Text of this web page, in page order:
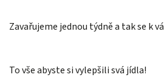
Zavařujeme jednou týdně a tak se k
To vše abyste si vylepšili svá jídla!